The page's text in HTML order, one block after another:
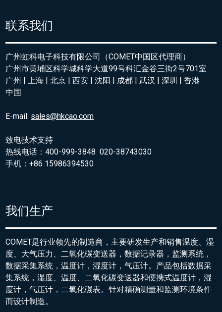
联系我们
广州虹科电子科技有限公司（COMET中国区代理商）
广州市黄埔区科学城科学大道99号科汇金谷三街2号701室
广州 | 上海 | 北京 | 西安 | 沈阳 | 成都 | 武汉 | 深圳 | 香港
中国
E-mail: sales@hkcao.com
致电技术支持
热线电话：400-999-3848 020-38743030
手机：+86 15986394530
我们生产
COMET是行业领先的制造商，主要研发生产和销售温度、湿
度、大气压力、二氧化碳变送器，数据记录器，监测系统，
数据采集系统，温度计，湿度计，气压计。产品包括数据采
集系统，湿度、温度、二氧化碳变送器和便携式温度计，湿
度计，气压计，二氧化碳表。针对精确测量和监测环境条件
而设计制造。